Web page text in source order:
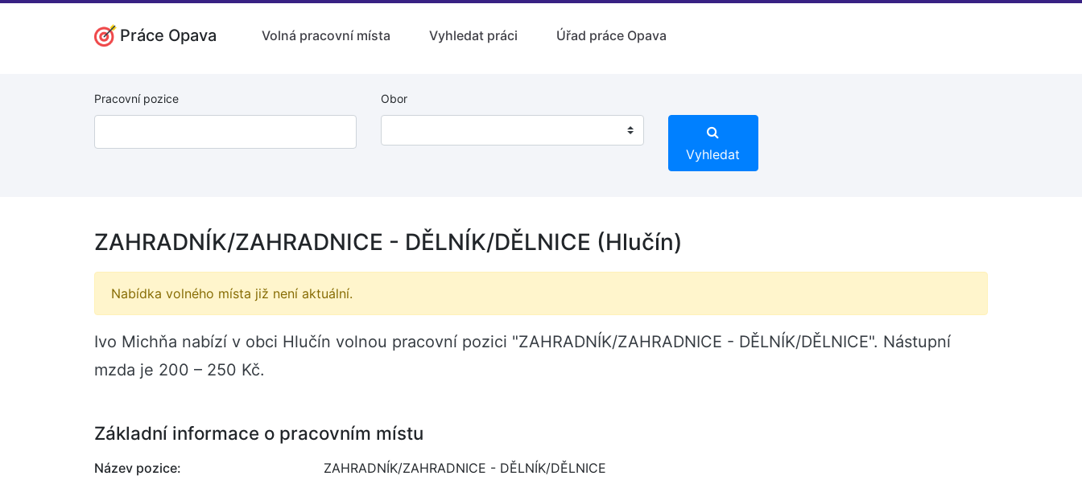
Práce Opava Volná pracovní místa Vyhledat práci Úřad práce Opava
Pracovní pozice Obor
Vyhledat
ZAHRADNÍK/ZAHRADNICE - DĚLNÍK/DĚLNICE (Hlučín)
Nabídka volného místa již není aktuální.
Ivo Michňa nabízí v obci Hlučín volnou pracovní pozici "ZAHRADNÍK/ZAHRADNICE - DĚLNÍK/DĚLNICE". Nástupní
mzda je 200 – 250 Kč.
Základní informace o pracovním místu
Název pozice:
ZAHRADNÍK/ZAHRADNICE - DĚLNÍK/DĚLNICE